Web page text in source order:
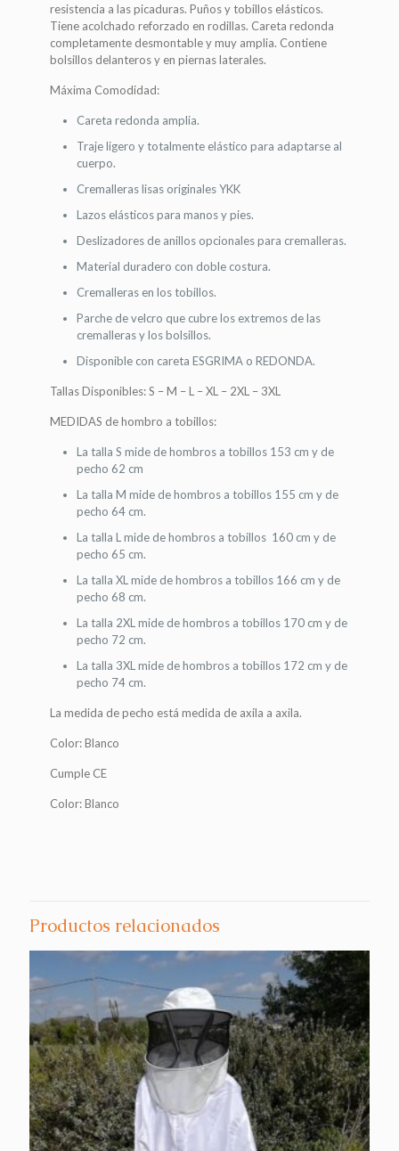
resistencia a las picaduras. Puños y tobillos elásticos.
Tiene acolchado reforzado en rodillas. Careta redonda
completamente desmontable y muy amplia. Contiene
bolsillos delanteros y en piernas laterales.
Máxima Comodidad:
Careta redonda amplia.
Traje ligero y totalmente elástico para adaptarse al
cuerpo.
Cremalleras lisas originales YKK
Lazos elásticos para manos y pies.
Deslizadores de anillos opcionales para cremalleras.
Material duradero con doble costura.
Cremalleras en los tobillos.
Parche de velcro que cubre los extremos de las
cremalleras y los bolsillos.
Disponible con careta ESGRIMA o REDONDA.
Tallas Disponibles: S – M – L – XL – 2XL – 3XL
MEDIDAS de hombro a tobillos:
La talla S mide de hombros a tobillos 153 cm y de
pecho 62 cm
La talla M mide de hombros a tobillos 155 cm y de
pecho 64 cm.
La talla L mide de hombros a tobillos 160 cm y de
pecho 65 cm.
La talla XL mide de hombros a tobillos 166 cm y de
pecho 68 cm.
La talla 2XL mide de hombros a tobillos 170 cm y de
pecho 72 cm.
La talla 3XL mide de hombros a tobillos 172 cm y de
pecho 74 cm.
La medida de pecho está medida de axila a axila.
Color: Blanco
Cumple CE
Color: Blanco
Productos relacionados